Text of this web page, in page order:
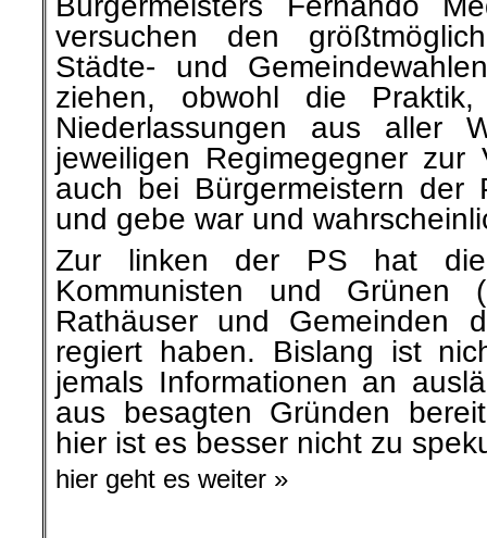
versuchen den
Städte- und
ziehen, obwohl die Praktik,
Niederlassungen aus aller
jeweiligen Regimegegner zur
auch bei Bürgermeistern der
und gebe war und
Zur linken der PS hat die
Kommunisten und Grünen
Rathäuser und Gemeinden
regiert haben. Bislang ist
jemals Informationen an
aus besagten Gründen
hier ist es besser nicht zu
hier geht es weiter »